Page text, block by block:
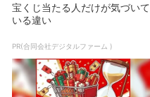
宝くじ当たる人だけが気づいて
いる違い
PR(合同会社デジタルファーム )